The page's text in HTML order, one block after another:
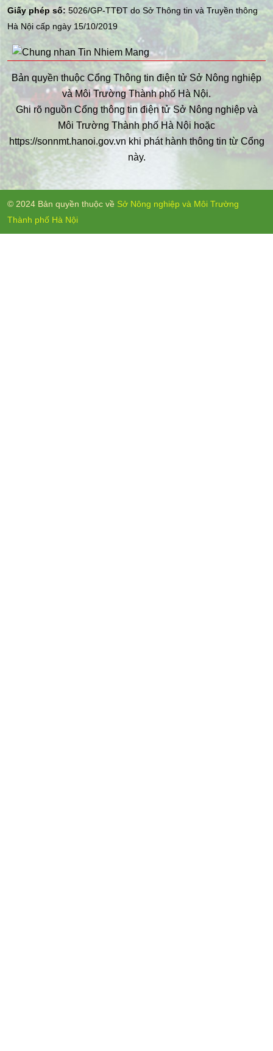
Giấy phép số: 5026/GP-TTĐT do Sở Thông tin và Truyền thông
Hà Nội cấp ngày 15/10/2019
Bản quyền thuộc Cổng Thông tin điện tử Sở Nông nghiệp
và Môi Trường Thành phố Hà Nội.
Ghi rõ nguồn Cổng thông tin điện tử Sở Nông nghiệp và
Môi Trường Thành phố Hà Nội hoặc
https://sonnmt.hanoi.gov.vn khi phát hành thông tin từ Cổng
này.
© 2024 Bản quyền thuộc về Sở Nông nghiệp và Môi Trường
Thành phố Hà Nội